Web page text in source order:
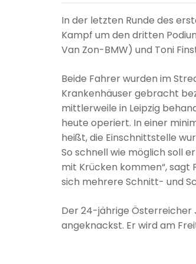
In der letzten Runde des
Kampf um den dritten
Van Zon-BMW) und Toni
Beide Fahrer wurden im
Krankenhäuser gebracht
mittlerweile in Leipzig
heute operiert. In einer
heißt, die Einschnittstelle
So schnell wie möglich soll
mit Krücken kommen“,
sich mehrere Schnitt- und
Der 24-jährige Österreicher
angeknackst. Er wird am